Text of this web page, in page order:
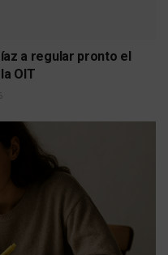
a regular pronto el
OIT